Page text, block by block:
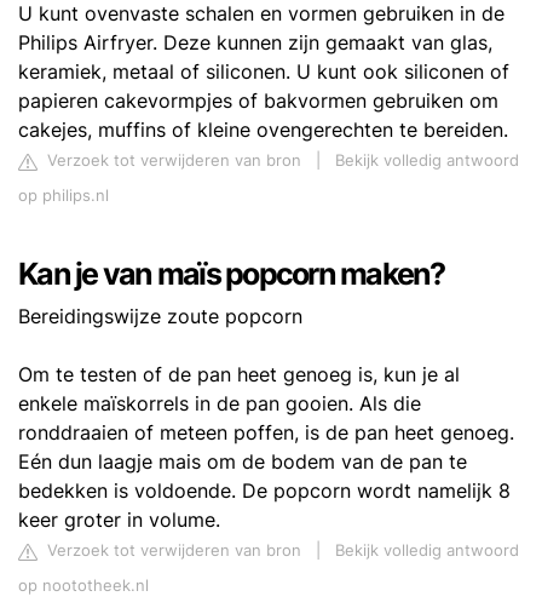
U kunt ovenvaste schalen en vormen gebruiken in de
Philips Airfryer. Deze kunnen zijn gemaakt van glas,
keramiek, metaal of siliconen. U kunt ook siliconen of
papieren cakevormpjes of bakvormen gebruiken om
cakejes, muffins of kleine ovengerechten te bereiden.
Verzoek tot verwijderen van bron
Bekijk volledig antwoord
op philips.nl
Kan je van maïs popcorn maken?
Bereidingswijze zoute popcorn
Om te testen of de pan heet genoeg is, kun je al
enkele maïskorrels in de pan gooien. Als die
ronddraaien of meteen poffen, is de pan heet genoeg.
Eén dun laagje mais om de bodem van de pan te
bedekken is voldoende. De popcorn wordt namelijk 8
keer groter in volume.
Verzoek tot verwijderen van bron
Bekijk volledig antwoord
op noototheek.nl